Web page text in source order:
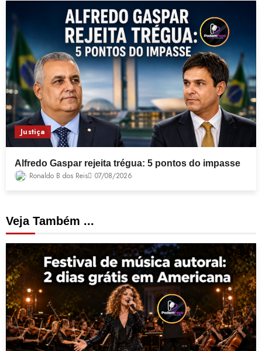
Justiça
Alfredo Gaspar rejeita trégua: 5 pontos do impasse
Ronaldo B dos Reis 07/08/2026
Veja Também ...